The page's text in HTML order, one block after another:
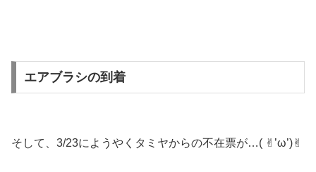
エアブラシの到着
そして、3/23にようやくタミヤからの不在票が…( ✌︎’ω’)✌︎